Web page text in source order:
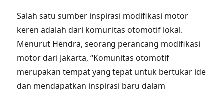
Salah satu sumber inspirasi modifikasi motor
keren adalah dari komunitas otomotif lokal.
Menurut Hendra, seorang perancang modifikasi
motor dari Jakarta, “Komunitas otomotif
merupakan tempat yang tepat untuk bertukar ide
dan mendapatkan inspirasi baru dalam